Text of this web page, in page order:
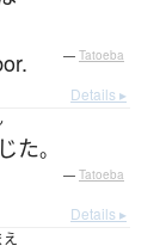
— Tatoeba
Details ▸
た。
— Tatoeba
Details ▸